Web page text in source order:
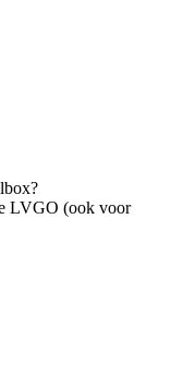
LVGO (ook voor